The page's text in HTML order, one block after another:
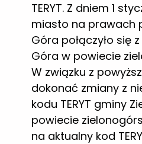
TERYT. Z dniem 1
miasto na prawach
Góra połączyło się
Góra w powiecie
W związku z
dokonać zmiany z
kodu TERYT gminy
powiecie
na aktualny kod